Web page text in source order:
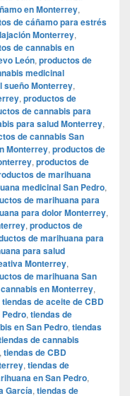
en Monterrey,
de cáñamo para estrés
Monterrey,
de cannabis en
León, productos de
medicinal
sueño Monterrey,
, productos de
de cannabis para
para salud Monterrey,
de cannabis San
Monterrey, productos de
, productos de
de marihuana
medicinal San Pedro,
de marihuana para
para dolor Monterrey,
, productos de
de marihuana para
para salud
Monterrey,
de marihuana San
en Monterrey,
tiendas de aceite de CBD
, tiendas de
en San Pedro, tiendas
de cannabis
, tiendas de CBD
, tiendas de
en San Pedro,
García, tiendas de